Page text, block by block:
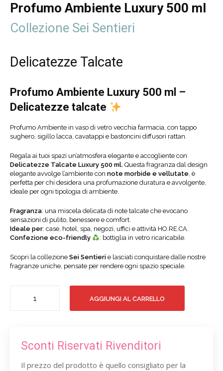
Profumo Ambiente Luxury 500 ml
Collezione Sei Sentieri
Delicatezze Talcate
Profumo Ambiente Luxury 500 ml –
Delicatezze talcate
Profumo Ambiente in vaso di vetro vecchia farmacia, con tappo
sughero, sigillo lacca, cavatappi e bastoncini diffusori rattan.
Regala ai tuoi spazi un’atmosfera elegante e accogliente con
Delicatezze Talcate Luxury 500 ml. Questa fragranza dal design
elegante avvolge l’ambiente con note morbide e vellutate, è
perfetta per chi desidera una profumazione duratura e avvolgente,
ideale per ogni tipologia di ambiente.
Fragranza: una miscela delicata di note talcate che evocano
sensazioni di pulito, benessere e comfort.
Ideale per: case, hotel, spa, negozi, uffici e attività HO.RE.CA.
Confezione eco-friendly
: bottiglia in vetro ricaricabile.
Scopri la collezione Sei Sentieri e lasciati conquistare dalle nostre
fragranze uniche, pensate per rendere ogni spazio speciale.
TALCATE
AGGIUNGI AL CARRELLO
Sconti Riservati Rivenditori
Il prezzo del prodotto è quello consigliato per la